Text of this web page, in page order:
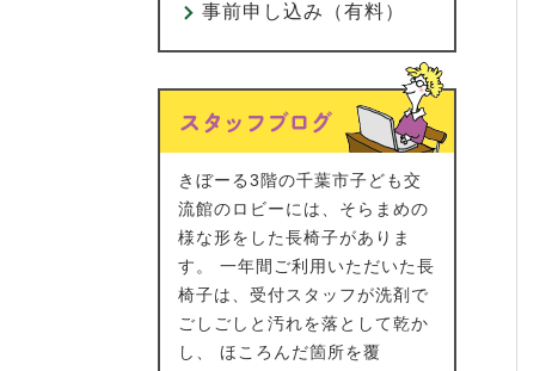
事前申し込み（有料）
きぼーる3階の千葉市子ども交
流館のロビーには、そらまめの
様な形をした長椅子がありま
す。 一年間ご利用いただいた長
椅子は、受付スタッフが洗剤で
ごしごしと汚れを落として乾か
し、 ほころんだ箇所を覆